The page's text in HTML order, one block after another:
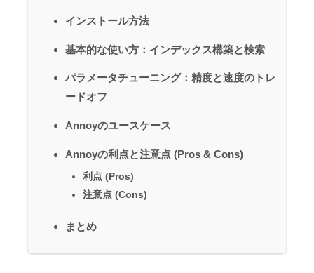
インストール方法
基本的な使い方：インデックス構築と検索
パラメータチューニング：精度と速度のトレ
ードオフ
Annoyのユースケース
Annoyの利点と注意点 (Pros & Cons)
利点 (Pros)
注意点 (Cons)
まとめ